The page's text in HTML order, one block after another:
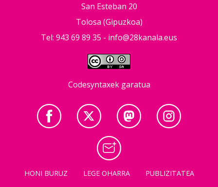
San Esteban 20
Tolosa (Gipuzkoa)
Tel: 943 69 89 35 - info@28kanala.eus
Codesyntaxek garatua
HONI BURUZ LEGE OHARRA PUBLIZITATEA